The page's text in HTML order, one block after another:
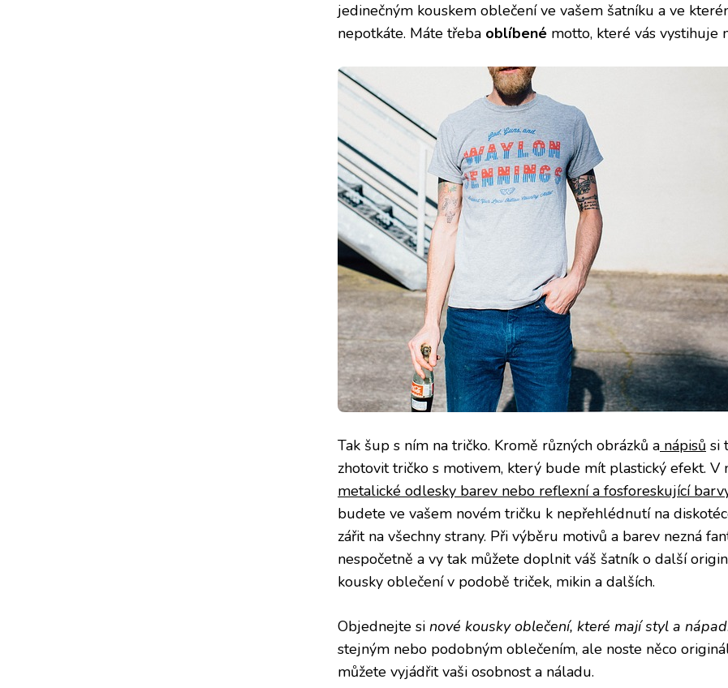
jedinečným kouskem oblečení ve vašem šatníku a ve
nepotkáte. Máte třeba oblíbené motto, které vás vystihuje
Tak šup s ním na tričko. Kromě různých obrázků a nápisů si
zhotovit tričko s motivem, který bude mít plastický efekt. V
metalické odlesky barev nebo reflexní a fosforeskující
budete ve vašem novém tričku k nepřehlédnutí na
zářit na všechny strany. Při výběru motivů a barev nezná
nespočetně a vy tak můžete doplnit váš šatník o další
kousky oblečení v podobě triček, mikin a dalších.
Objednejte si nové kousky oblečení, které mají styl a nápad
stejným nebo podobným oblečením, ale noste něco
můžete vyjádřit vaši osobnost a náladu.